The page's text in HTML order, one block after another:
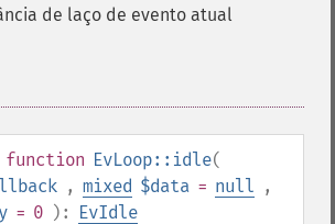
de laço de evento atual
function EvLoop::idle(
, mixed $data = null ,
= 0 ): EvIdle